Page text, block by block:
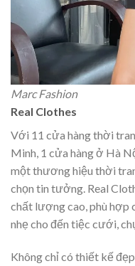
Marc Fashion
Real Clothes
Với 11 cửa hàng thời
Minh, 1 cửa hàng ở Hà
một thương hiệu thời
chọn tin tưởng. Real
chất lượng cao, phù hợp
nhẹ cho đến tiệc cưới,
Không chỉ có thiết kế